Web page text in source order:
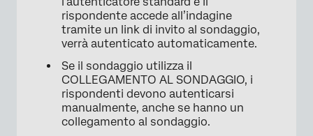
rispondente accede all’indagine
tramite un link di invito al sondaggio,
verrà autenticato automaticamente.
Se il sondaggio utilizza il
COLLEGAMENTO AL SONDAGGIO, i
rispondenti devono autenticarsi
manualmente, anche se hanno un
collegamento al sondaggio.